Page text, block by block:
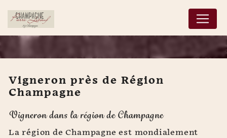
Vigneron près de Région
Champagne
Vigneron près de Région
Champagne
Vigneron dans la région de Champagne
La région de Champagne est mondialement